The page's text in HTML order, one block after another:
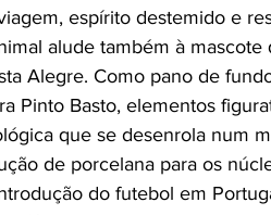
espírito destemido e
alude também à mascote
Alegre. Como pano de
Pinto Basto, elementos
que se desenrola num
de porcelana para os
do futebol em